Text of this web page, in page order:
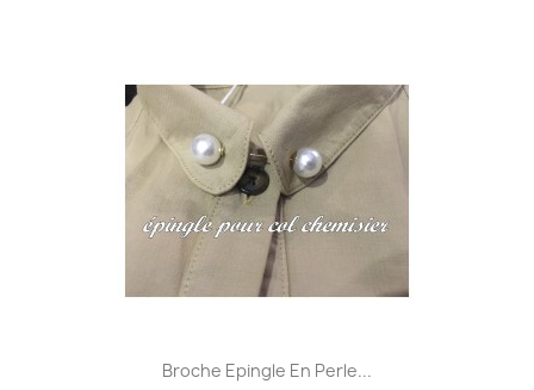
Broche Epingle En Perle...